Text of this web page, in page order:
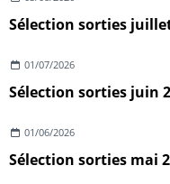
Sélection sorties
01/07/2026
Sélection sorties juin
01/06/2026
Sélection sorties mai